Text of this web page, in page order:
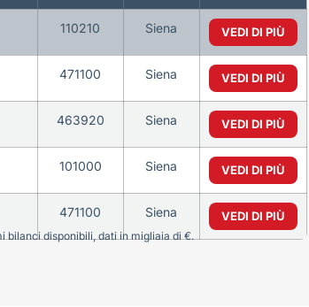
110210 Siena VEDI DI PIÙ
471100 Siena VEDI DI PIÙ
463920 Siena VEDI DI PIÙ
101000 Siena VEDI DI PIÙ
471100 Siena VEDI DI PIÙ
disponibili, dati in migliaia di €.